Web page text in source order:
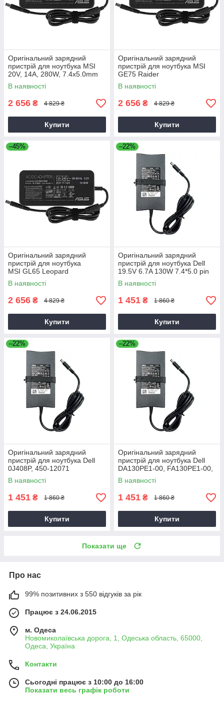
Оригінальний зарядний
пристрій для ноутбука MSI
20V, 14A, 280W, 7.4x5.0mm
В наявності
2 656 ₴ 4 829 ₴
Купити
Оригінальний зарядний
пристрій для ноутбука MSI
GE75 Raider
В наявності
2 656 ₴ 4 829 ₴
Купити
–45%
Оригінальний зарядний
пристрій для ноутбука
MSI GL65 Leopard
В наявності
2 656 ₴ 4 829 ₴
Купити
–22%
Оригінальний зарядний
пристрій для ноутбука Dell
19.5V 6.7A 130W 7.4*5.0 pin
Slim (PA-4E)
В наявності
1 451 ₴ 1 860 ₴
Купити
–22%
Оригінальний зарядний
пристрій для ноутбука Dell
0J408P, 450-12071
В наявності
1 451 ₴ 1 860 ₴
Купити
–22%
Оригінальний зарядний
пристрій для ноутбука Dell
DA130PE1-00, FA130PE1-00,
HA130PM160
В наявності
1 451 ₴ 1 860 ₴
Купити
Показати ще
Про нас
99% позитивних з 550 відгуків за рік
Працює з 24.06.2015
м. Одеса
Новомиколаївська дорога, 1, Одеська область, 65000,
Одеса, Україна
Контакти
Сьогодні працює з 10:00 до 16:00
Показати весь графік роботи